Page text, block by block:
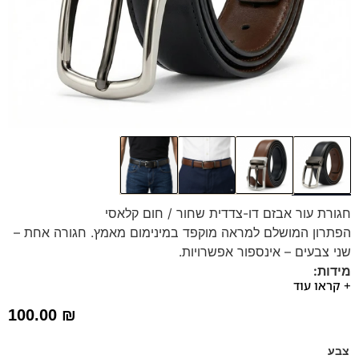
חגורת עור אבזם דו-צדדית שחור / חום קלאסי
הפתרון המושלם למראה מוקפד במינימום מאמץ. חגורה אחת –
שני צבעים – אינספור אפשרויות.
מידות:
החגורה ניתנת להקטנה ( אפשר ליצור קשר בוואטצאפ ונשמח
מידה S: מכנסיים במידה 46 ומטה – חגורה באורך כ 115 ס"מ
+ קראו עוד
100.00 ₪
צבע